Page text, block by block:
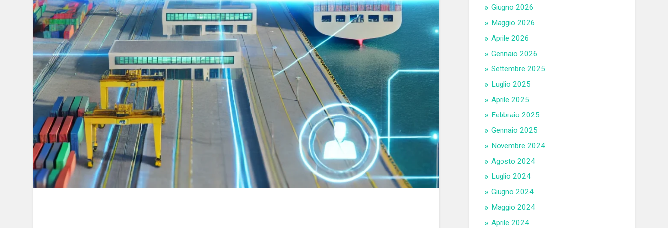
Giugno 2026
Maggio 2026
Aprile 2026
Gennaio 2026
Settembre 2025
Luglio 2025
Aprile 2025
Febbraio 2025
Gennaio 2025
Novembre 2024
Agosto 2024
Luglio 2024
Giugno 2024
Maggio 2024
Aprile 2024